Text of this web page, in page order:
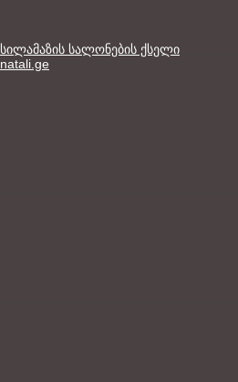
სილამაზის სალონების ქსელი
natali.ge